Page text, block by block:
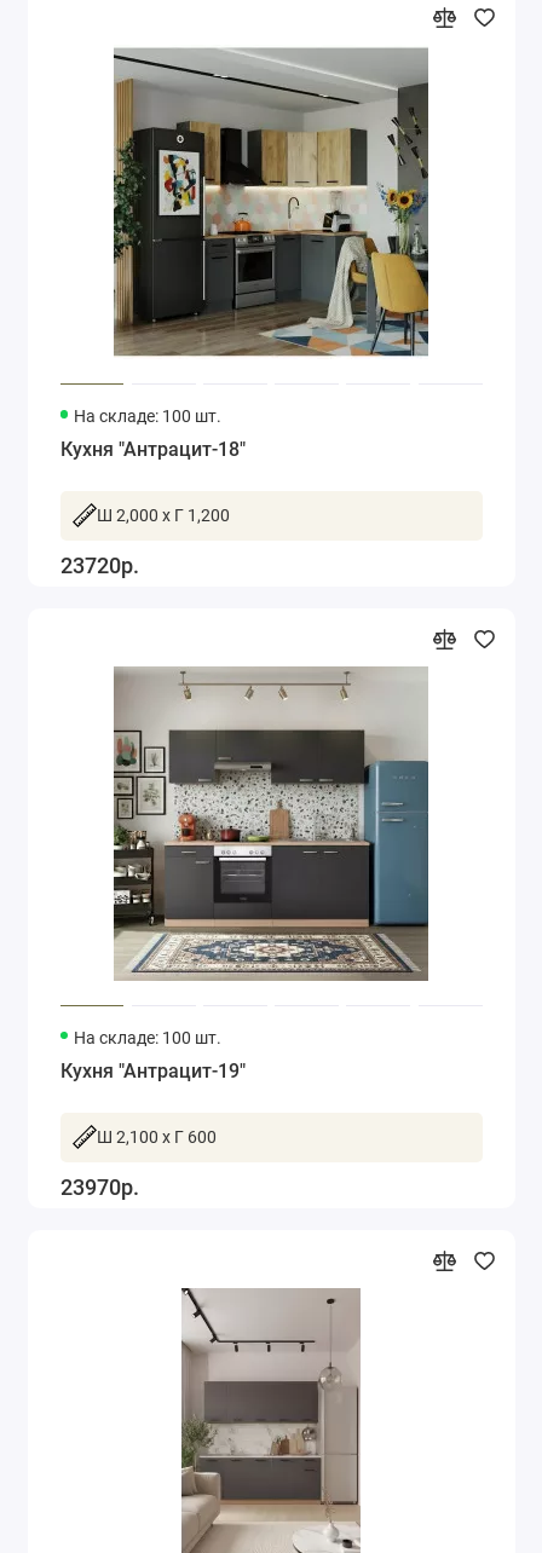
На складе: 100 шт.
Кухня "Антрацит-18"
Ш 2,000 x Г 1,200
23720р.
На складе: 100 шт.
Кухня "Антрацит-19"
Ш 2,100 x Г 600
23970р.